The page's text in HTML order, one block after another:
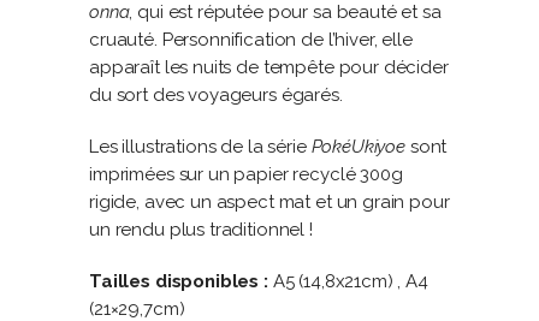
onna, qui est réputée pour sa beauté et sa
cruauté. Personnification de l’hiver, elle
apparaît les nuits de tempête pour décider
du sort des voyageurs égarés.
Les illustrations de la série PokéUkiyoe sont
imprimées sur un papier recyclé 300g
rigide, avec un aspect mat et un grain pour
un rendu plus traditionnel !
Tailles disponibles : A5 (14,8x21cm) , A4
(21×29,7cm)